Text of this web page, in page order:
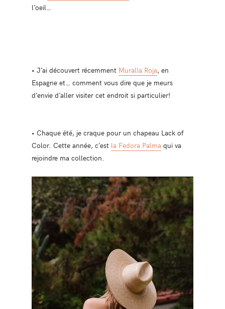
l’oeil…
• J’ai découvert récemment Muralla Roja, en
Espagne et… comment vous dire que je meurs
d’envie d’aller visiter cet endroit si particulier!
• Chaque été, je craque pour un chapeau Lack of
Color. Cette année, c’est la Fedora Palma qui va
rejoindre ma collection.